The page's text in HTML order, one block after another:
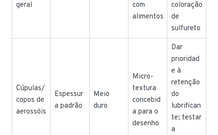
geral
com
alimentos
coloração
de
sulfureto
Cúpulas/
copos de
aerossóis
Espessur
a padrão
Meio
duro
Micro-
textura
concebid
a para o
desenho
Dar
prioridad
e à
retenção
do
lubrifican
te; testar
a